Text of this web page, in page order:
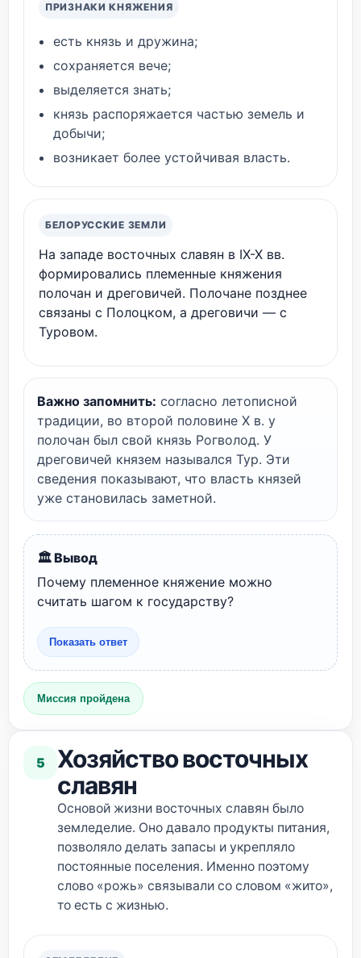
ПРИЗНАКИ КНЯЖЕНИЯ
есть князь и дружина;
сохраняется вече;
выделяется знать;
князь распоряжается частью земель и
добычи;
возникает более устойчивая власть.
БЕЛОРУССКИЕ ЗЕМЛИ
На западе восточных славян в IX-X вв.
формировались племенные княжения
полочан и дреговичей. Полочане позднее
связаны с Полоцком, а дреговичи — с
Туровом.
Важно запомнить: согласно летописной
традиции, во второй половине X в. у
полочан был свой князь Рогволод. У
дреговичей князем назывался Тур. Эти
сведения показывают, что власть князей
уже становилась заметной.
🏛️ Вывод
Почему племенное княжение можно
считать шагом к государству?
Показать ответ
Миссия пройдена
5
Хозяйство восточных
славян
Основой жизни восточных славян было
земледелие. Оно давало продукты питания,
позволяло делать запасы и укрепляло
постоянные поселения. Именно поэтому
слово «рожь» связывали со словом «жито»,
то есть с жизнью.